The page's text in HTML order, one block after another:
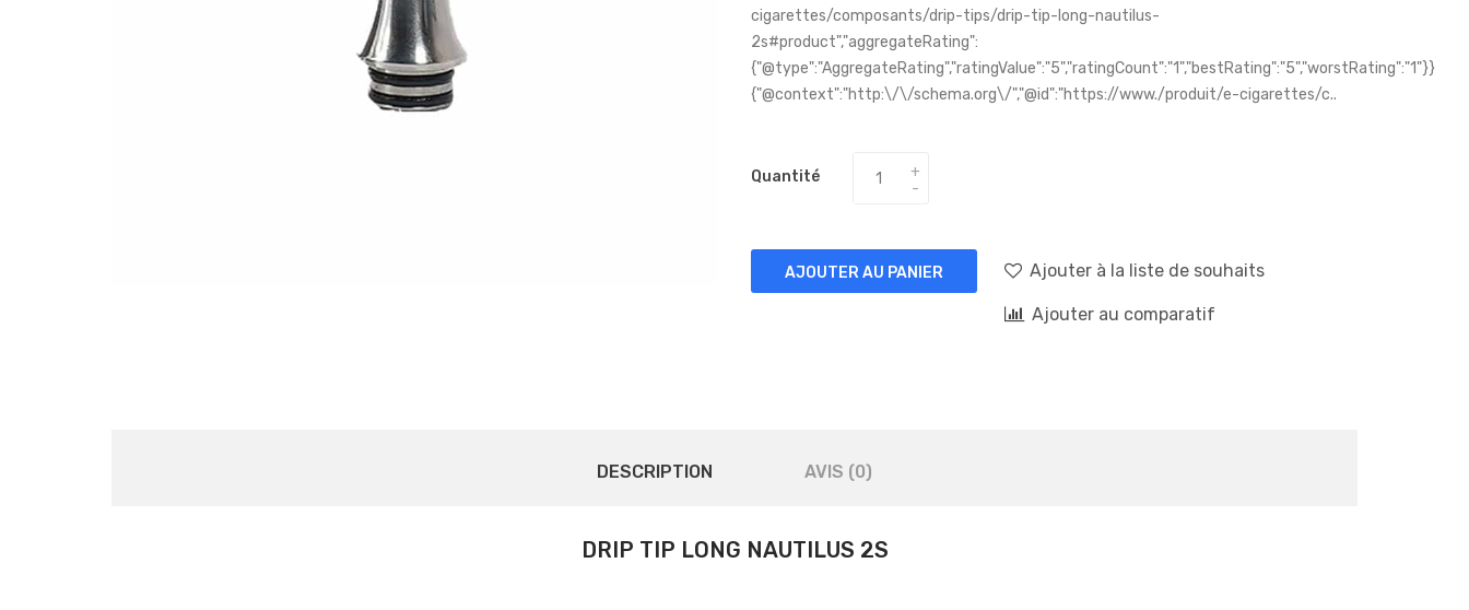
cigarettes/composants/drip-tips/drip-tip-long-nautilus-
2s#product","aggregateRating":
{"@type":"AggregateRating","ratingValue":"5","ratingCount":"1","bestRating":"5","worstRating":"1"}}
{"@context":"http:\/\/schema.org\/","@id":"https://www./produit/e-cigarettes/c..
Quantité
AJOUTER AU PANIER Ajouter à la liste de souhaits
Ajouter au comparatif
DESCRIPTION AVIS (0)
DRIP TIP LONG NAUTILUS 2S